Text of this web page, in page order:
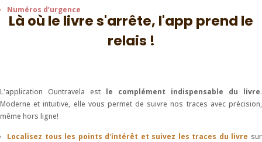
Numéros d’urgence
Là où le livre s'arrête, l'app prend le
relais !
L'application Ountravela est le complément indispensable du livre.
Moderne et intuitive, elle vous permet de suivre nos traces avec précision,
même hors ligne!
Localisez tous les points d'intérêt et suivez les traces du livre sur